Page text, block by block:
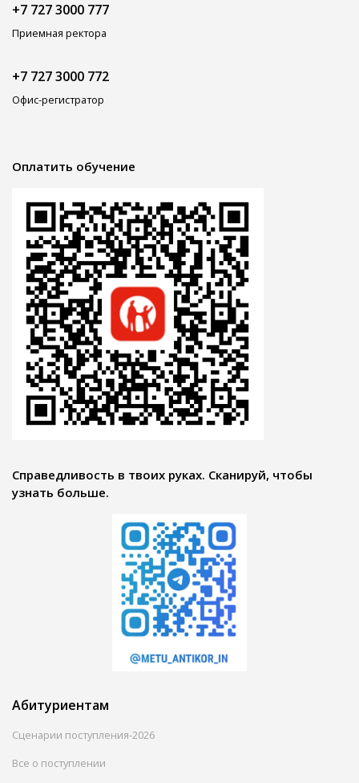
+7 727 3000 777
Приемная ректора
+7 727 3000 772
Офис-регистратор
Оплатить обучение
Справедливость в твоих руках. Сканируй, чтобы
узнать больше.
Абитуриентам
Сценарии поступления-2026
Все о поступлении